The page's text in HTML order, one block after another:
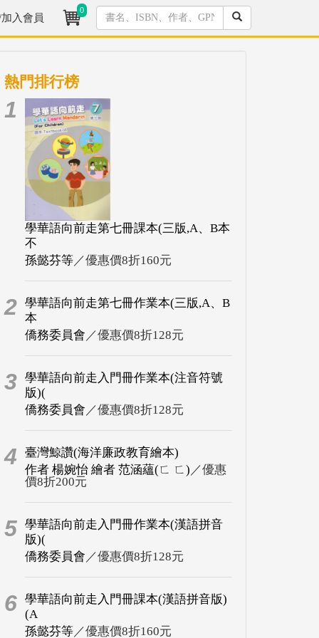
入會員
0
熱門排行榜
1
學華語向前走第七冊課本(三版,A、B本
不
孫懿芬等／優惠價8折160元
2 學華語向前走第七冊作業本(三版,A、B
本
僑務委員會 ／優惠價8折128元
3 學華語向前走入門冊作業本(注音符號
版)(
僑務委員會 ／優惠價8折128元
4
臺灣鯨讚(海洋廉政教育繪本)
作者 楊婉怡 繪者 范涵蘊(ㄈ ㄈ) ／優惠
價8折200元
5 學華語向前走入門冊作業本(漢語拼音
版)(
僑務委員會 ／優惠價8折128元
6 學華語向前走入門冊課本(漢語拼音版)
(A
孫懿芬等／優惠價8折160元